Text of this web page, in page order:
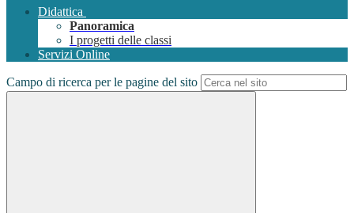
Didattica
Panoramica
I progetti delle classi
Servizi Online
Campo di ricerca per le pagine del sito